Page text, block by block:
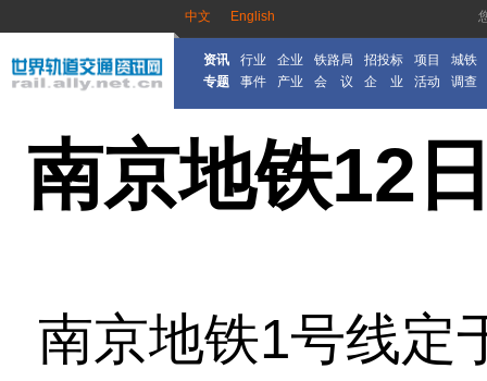
中文 English
资讯 行业 企业 铁路局 招投标 项目
城铁
专题
事件 产业 会 议 企 业 活动 调查
南京地铁12
南京地铁1号线定